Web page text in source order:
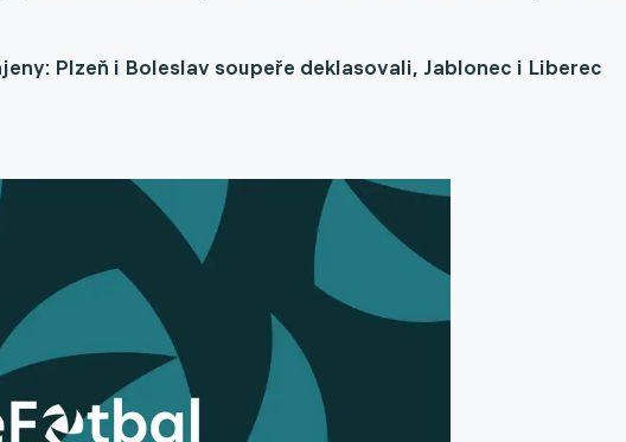
Plzeň i Boleslav soupeře deklasovali, Jablonec i Liberec